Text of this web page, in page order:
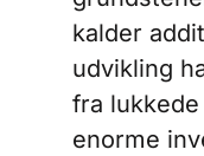
kalder
udvikling
fra
enorme